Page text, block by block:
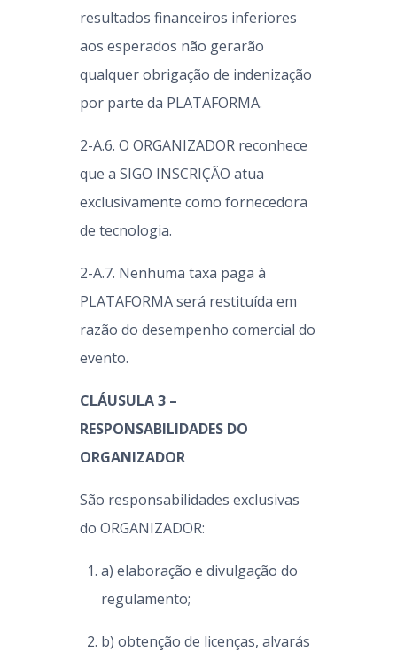
resultados financeiros inferiores
aos esperados não gerarão
qualquer obrigação de indenização
por parte da PLATAFORMA.
2-A.6. O ORGANIZADOR reconhece
que a SIGO INSCRIÇÃO atua
exclusivamente como fornecedora
de tecnologia.
2-A.7. Nenhuma taxa paga à
PLATAFORMA será restituída em
razão do desempenho comercial do
evento.
CLÁUSULA 3 –
RESPONSABILIDADES DO
ORGANIZADOR
São responsabilidades exclusivas
do ORGANIZADOR:
a) elaboração e divulgação do
regulamento;
b) obtenção de licenças, alvarás